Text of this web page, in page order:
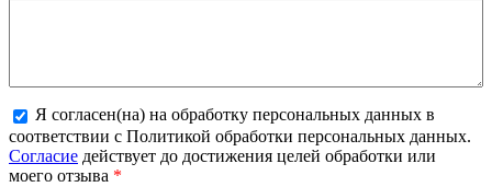
Более подробная информация о текстовых форматах
Я согласен(на) на обработку персональных данных в
соответствии с Политикой обработки персональных данных.
Согласие действует до достижения целей обработки или
моего отзыва *